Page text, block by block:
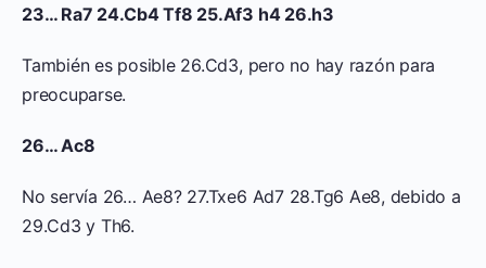
23… Ra7 24.Cb4 Tf8 25.Af3 h4 26.h3
También es posible 26.Cd3, pero no hay razón para
preocuparse.
26… Ac8
No servía 26… Ae8? 27.Txe6 Ad7 28.Tg6 Ae8, debido a
29.Cd3 y Th6.